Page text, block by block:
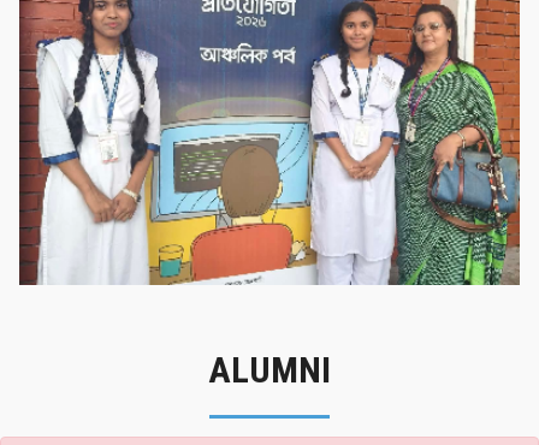
‌গৌর‌বের অর্জন
‌গৌর‌বের অর্জন
ALUMNI